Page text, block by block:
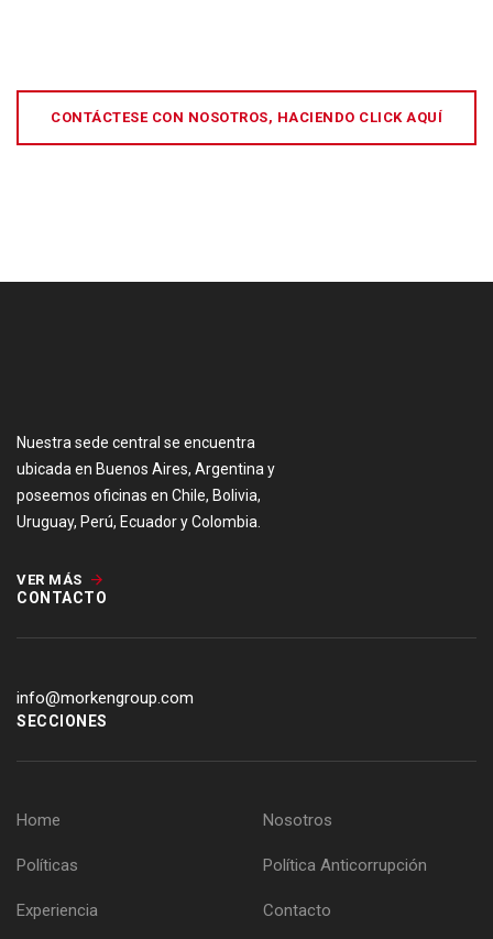
CONTÁCTESE CON NOSOTROS, HACIENDO CLICK AQUÍ
Nuestra sede central se encuentra
ubicada en Buenos Aires, Argentina y
poseemos oficinas en Chile, Bolivia,
Uruguay, Perú, Ecuador y Colombia.
VER MÁS
CONTACTO
info@morkengroup.com
SECCIONES
Home Nosotros
Políticas Política Anticorrupción
Experiencia Contacto